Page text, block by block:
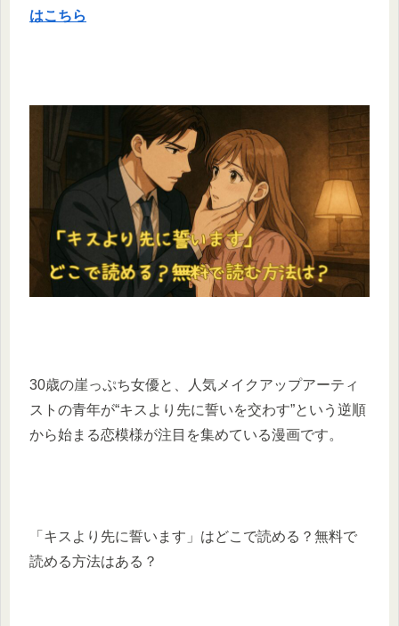
はこちら
30歳の崖っぷち女優と、人気メイクアップアーティ
ストの青年が“キスより先に誓いを交わす”という逆順
から始まる恋模様が注目を集めている漫画です。
「キスより先に誓います」はどこで読める？無料で
読める方法はある？